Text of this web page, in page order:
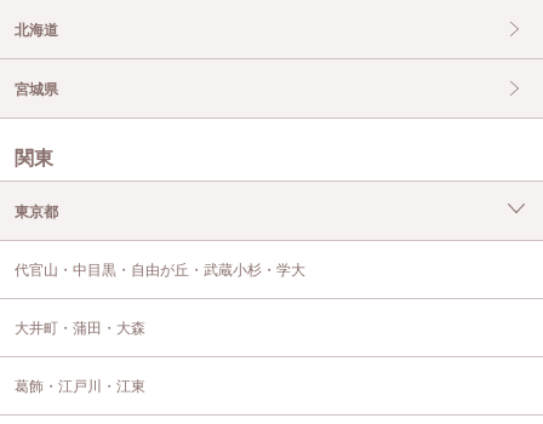
北海道
宮城県
関東
東京都
代官山・中目黒・自由が丘・武蔵小杉・学大
大井町・蒲田・大森
葛飾・江戸川・江東